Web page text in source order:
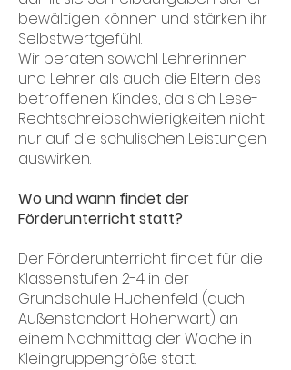
bewältigen können und stärken ihr
Selbstwertgefühl.
Wir beraten sowohl Lehrerinnen
und Lehrer als auch die Eltern des
betroffenen Kindes, da sich Lese-
Rechtschreibschwierigkeiten nicht
nur auf die schulischen Leistungen
auswirken.
Wo und wann findet der
Förderunterricht statt?
Der Förderunterricht findet für die
Klassenstufen 2-4 in der
Grundschule Huchenfeld (auch
Außenstandort Hohenwart) an
einem Nachmittag der Woche in
Kleingruppengröße statt.